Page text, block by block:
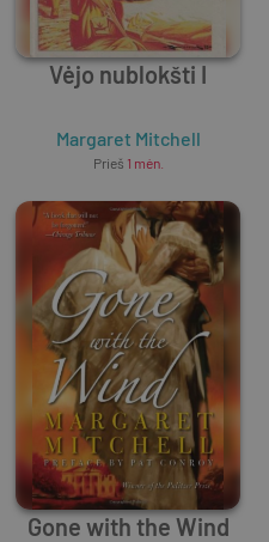
Vėjo nublokšti I
Margaret Mitchell
Prieš 1 mėn.
Gone with the Wind